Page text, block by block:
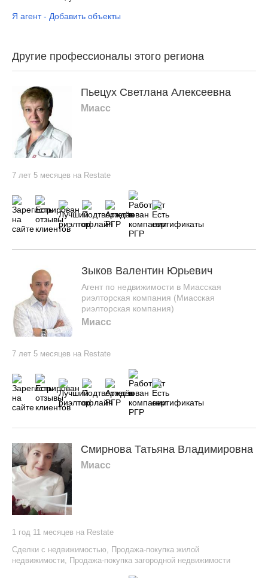
Я агент - Добавить объекты
Другие профессионалы этого региона
Пьецух Светлана Алексеевна
Миасс
7 лет 5 месяцев на Restate
Зыков Валентин Юрьевич
Агент по недвижимости в Миасская
риэлторская компания (Миасская
риэлторская компания)
Миасс
7 лет 5 месяцев на Restate
Смирнова Татьяна Владимировна
Миасс
1 год 11 месяцев на Restate
Сделки с недвижимостью
Продажа-покупка жилой
недвижимости
Продажа-покупка загородной недвижимости